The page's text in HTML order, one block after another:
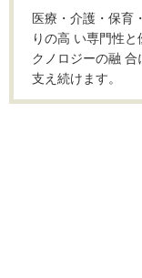
医療・介護・保育
りの高 い専門性
クノロジーの融
支え続けます。